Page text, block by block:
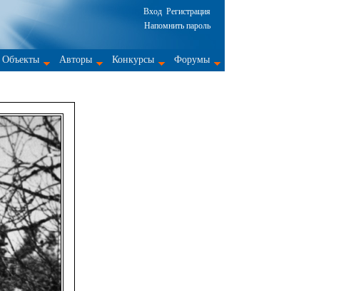
Вход Регистрация
Напомнить пароль
Объекты Авторы Конкурсы Форумы